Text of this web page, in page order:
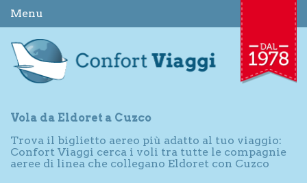
Menu
Vola da Eldoret a Cuzco
Trova il biglietto aereo più adatto al tuo viaggio:
Confort Viaggi cerca i voli tra tutte le compagnie
aeree di linea che collegano Eldoret con Cuzco